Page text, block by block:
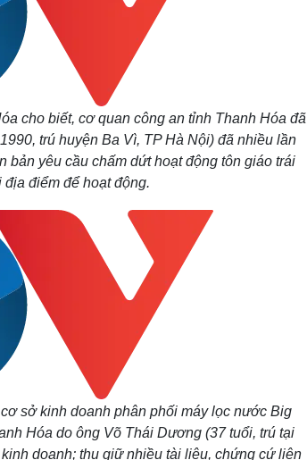
cho biết, cơ quan công an tỉnh Thanh Hóa đã
trú huyện Ba Vì, TP Hà Nội) đã nhiều lần
bản yêu cầu chấm dứt hoạt động tôn giáo trái
điểm để hoạt động.
sở kinh doanh phân phối máy lọc nước Big
Hóa do ông Võ Thái Dương (37 tuổi, trú tại
doanh; thu giữ nhiều tài liệu, chứng cứ liên